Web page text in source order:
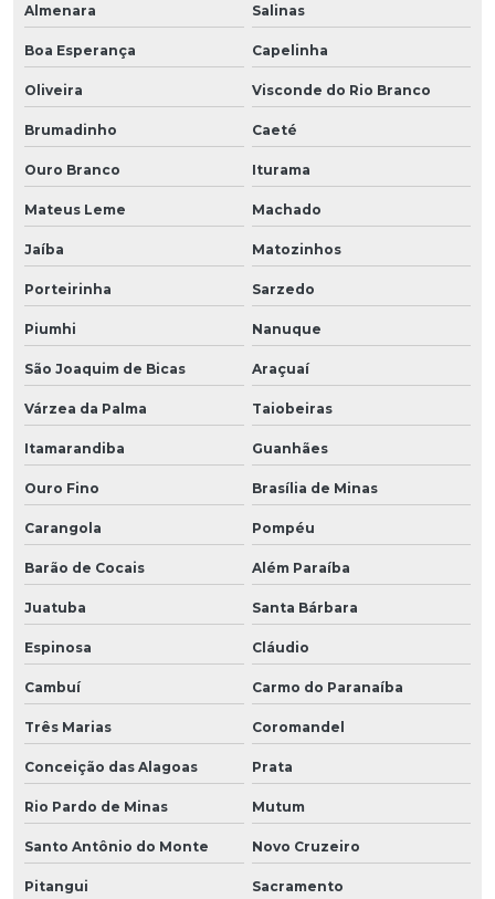
Almenara Salinas
Boa Esperança Capelinha
Oliveira Visconde do Rio Branco
Brumadinho Caeté
Ouro Branco Iturama
Mateus Leme Machado
Jaíba Matozinhos
Porteirinha Sarzedo
Piumhi Nanuque
São Joaquim de Bicas Araçuaí
Várzea da Palma Taiobeiras
Itamarandiba Guanhães
Ouro Fino Brasília de Minas
Carangola Pompéu
Barão de Cocais Além Paraíba
Juatuba Santa Bárbara
Espinosa Cláudio
Cambuí Carmo do Paranaíba
Três Marias Coromandel
Conceição das Alagoas Prata
Rio Pardo de Minas Mutum
Santo Antônio do Monte Novo Cruzeiro
Pitangui Sacramento